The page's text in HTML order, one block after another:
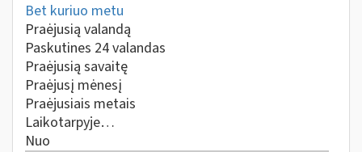
Bet kuriuo metu
Praėjusią valandą
Paskutines 24 valandas
Praėjusią savaitę
Praėjusį mėnesį
Praėjusiais metais
Laikotarpyje…
Nuo